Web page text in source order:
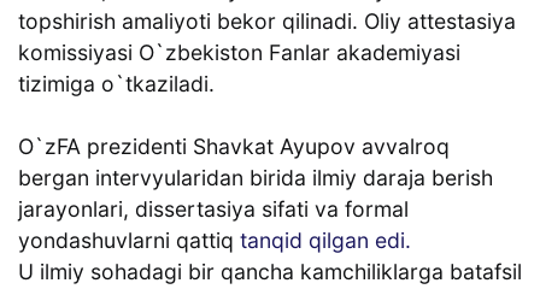
topshirish amaliyoti bekor qilinadi. Oliy attestasiya
komissiyasi O`zbekiston Fanlar akademiyasi
tizimiga o`tkaziladi.
O`zFA prezidenti Shavkat Ayupov avvalroq
bergan intervyularidan birida ilmiy daraja berish
jarayonlari, dissertasiya sifati va formal
yondashuvlarni qattiq tanqid qilgan edi.
U ilmiy sohadagi bir qancha kamchiliklarga batafsil